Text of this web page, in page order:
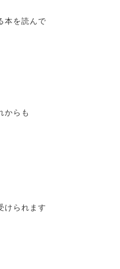
本を読んで
からも
けられます